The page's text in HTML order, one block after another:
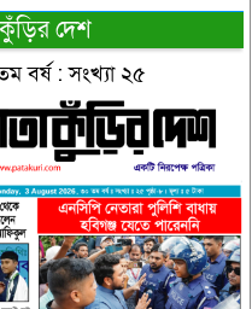
দেশ
: সংখ্যা ২৫